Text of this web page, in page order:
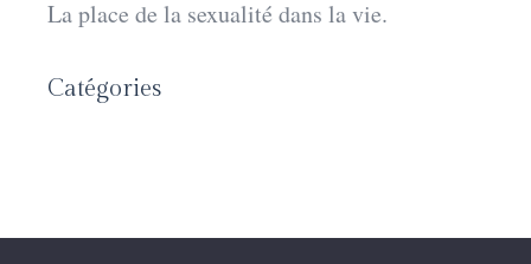
La place de la sexualité dans la vie.
Catégories